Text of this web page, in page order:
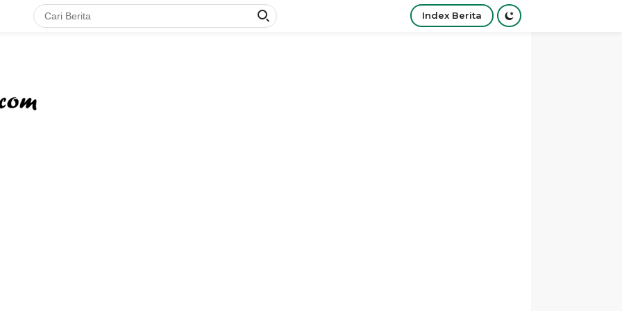
Index Berita